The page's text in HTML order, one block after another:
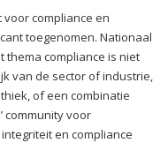
compliance en
toegenomen. Nationaal
thema compliance is niet
van de sector of industrie,
of een combinatie
community voor
en compliance